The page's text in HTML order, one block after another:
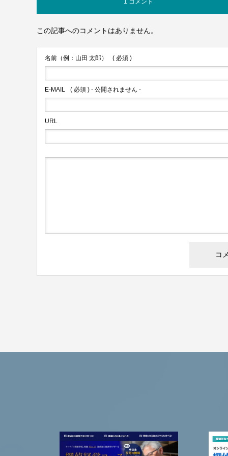
1 コメント
この記事へのコメントはありません。
名前（例：山田 太郎） ( 必須 )
E-MAIL ( 必須 ) - 公開されません -
URL